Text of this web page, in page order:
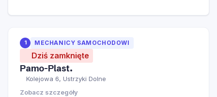
1 MECHANICY SAMOCHODOWI
Dziś zamknięte
Pamo-Plast.
Kolejowa 6, Ustrzyki Dolne
Zobacz szczegóły